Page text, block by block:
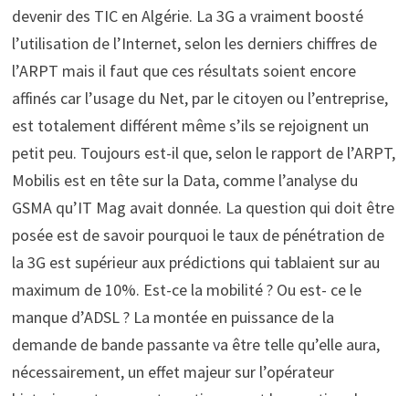
devenir des TIC en Algérie. La 3G a vraiment boosté
l’utilisation de l’Internet, selon les derniers chiffres de
l’ARPT mais il faut que ces résultats soient encore
affinés car l’usage du Net, par le citoyen ou l’entreprise,
est totalement différent même s’ils se rejoignent un
petit peu. Toujours est-il que, selon le rapport de l’ARPT,
Mobilis est en tête sur la Data, comme l’analyse du
GSMA qu’IT Mag avait donnée. La question qui doit être
posée est de savoir pourquoi le taux de pénétration de
la 3G est supérieur aux prédictions qui tablaient sur au
maximum de 10%. Est-ce la mobilité ? Ou est- ce le
manque d’ADSL ? La montée en puissance de la
demande de bande passante va être telle qu’elle aura,
nécessairement, un effet majeur sur l’opérateur